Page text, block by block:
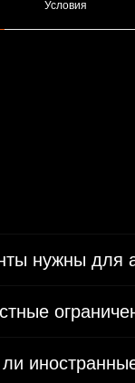
Условия
Возраст от 21 года
Гражданам РФ
нужны для